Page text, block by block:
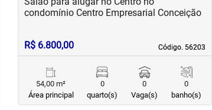
Código. 56203
Código. 56203
condomínio Centro Empresarial Conceição
R$ 6.800,00
54,00 m²
Área principal
0
quarto(s)
0
Vaga(s)
0
banho(s)